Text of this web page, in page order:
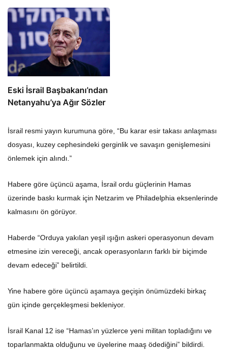
Eski İsrail Başbakanı’ndan
Netanyahu’ya Ağır Sözler
İsrail resmi yayın kurumuna göre, “Bu karar esir takası anlaşması
dosyası, kuzey cephesindeki gerginlik ve savaşın genişlemesini
önlemek için alındı.”
Habere göre üçüncü aşama, İsrail ordu güçlerinin Hamas
üzerinde baskı kurmak için Netzarim ve Philadelphia eksenlerinde
kalmasını ön görüyor.
Haberde “Orduya yakılan yeşil ışığın askeri operasyonun devam
etmesine izin vereceği, ancak operasyonların farklı bir biçimde
devam edeceği” belirtildi.
Yine habere göre üçüncü aşamaya geçişin önümüzdeki birkaç
gün içinde gerçekleşmesi bekleniyor.
İsrail Kanal 12 ise “Hamas’ın yüzlerce yeni militan topladığını ve
toparlanmakta olduğunu ve üyelerine maaş ödediğini” bildirdi.